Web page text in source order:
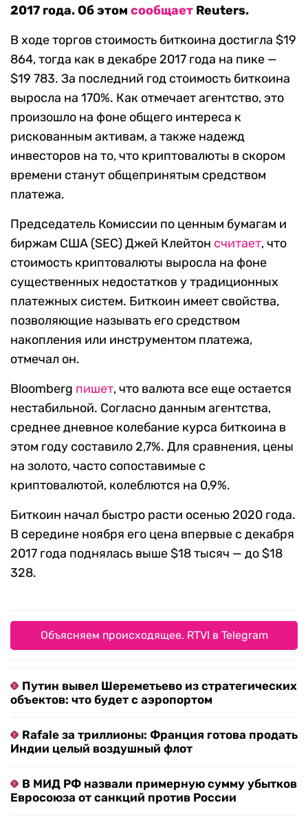
2017 года. Об этом сообщает Reuters.
В ходе торгов cтоимость биткоина достигла $19
864, тогда как в декабре 2017 года на пике —
$19 783. За последний год стоимость биткоина
выросла на 170%. Как отмечает агентство, это
произошло на фоне общего интереса к
рискованным активам, а также надежд
инвесторов на то, что криптовалюты в скором
времени станут общепринятым средством
платежа.
Председатель Комиссии по ценным бумагам и
биржам США (SEC) Джей Клейтон считает, что
стоимость криптовалюты выросла на фоне
существенных недостатков у традиционных
платежных систем. Биткоин имеет свойства,
позволяющие называть его средством
накопления или инструментом платежа,
отмечал он.
Bloomberg пишет, что валюта все еще остается
нестабильной. Согласно данным агентства,
среднее дневное колебание курса биткоина в
этом году составило 2,7%. Для сравнения, цены
на золото, часто сопоставимые с
криптовалютой, колеблются на 0,9%.
Биткоин начал быстро расти осенью 2020 года.
В середине ноября его цена впервые с декабря
2017 года поднялась выше $18 тысяч — до $18
328.
Объясняем происходящее. RTVI в Telegram
Путин вывел Шереметьево из стратегических
объектов: что будет с аэропортом
Rafale за триллионы: Франция готова продать
Индии целый воздушный флот
В МИД РФ назвали примерную сумму убытков
Евросоюза от санкций против России